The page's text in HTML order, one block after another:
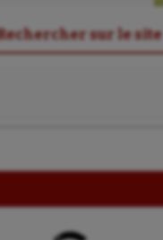
Rechercher sur le site